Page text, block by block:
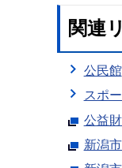
関連
公民館
スポ
公益
新潟